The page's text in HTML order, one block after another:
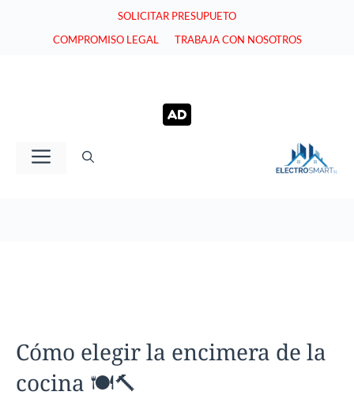
SOLICITAR PRESUPUETO
COMPROMISO LEGAL
TRABAJA CON NOSOTROS
Menú
Cómo elegir la encimera de la
cocina 🍽️🔨